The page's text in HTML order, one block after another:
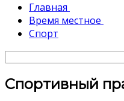
Главная
Время местное
Спорт
Спортивный